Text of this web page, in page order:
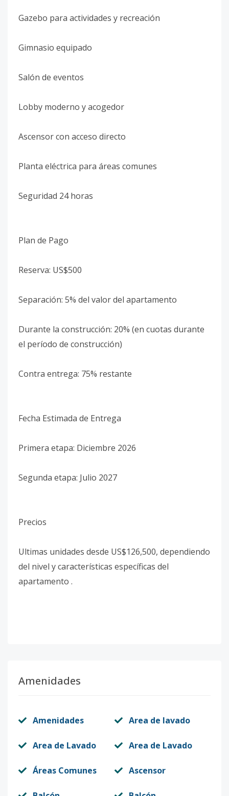
Gazebo para actividades y recreación
Gimnasio equipado
Salón de eventos
Lobby moderno y acogedor
Ascensor con acceso directo
Planta eléctrica para áreas comunes
Seguridad 24 horas
Plan de Pago
Reserva: US$500
Separación: 5% del valor del apartamento
Durante la construcción: 20% (en cuotas durante
el período de construcción)
Contra entrega: 75% restante
Fecha Estimada de Entrega
Primera etapa: Diciembre 2026
Segunda etapa: Julio 2027
Precios
Ultimas unidades desde US$126,500, dependiendo
del nivel y características específicas del
apartamento .
Amenidades
Amenidades Area de lavado
Area de Lavado Area de Lavado
Áreas Comunes Ascensor